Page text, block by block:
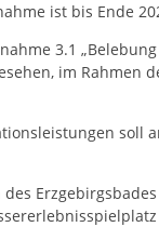
ist bis Ende
3.1 „Belebung
im Rahmen
soll